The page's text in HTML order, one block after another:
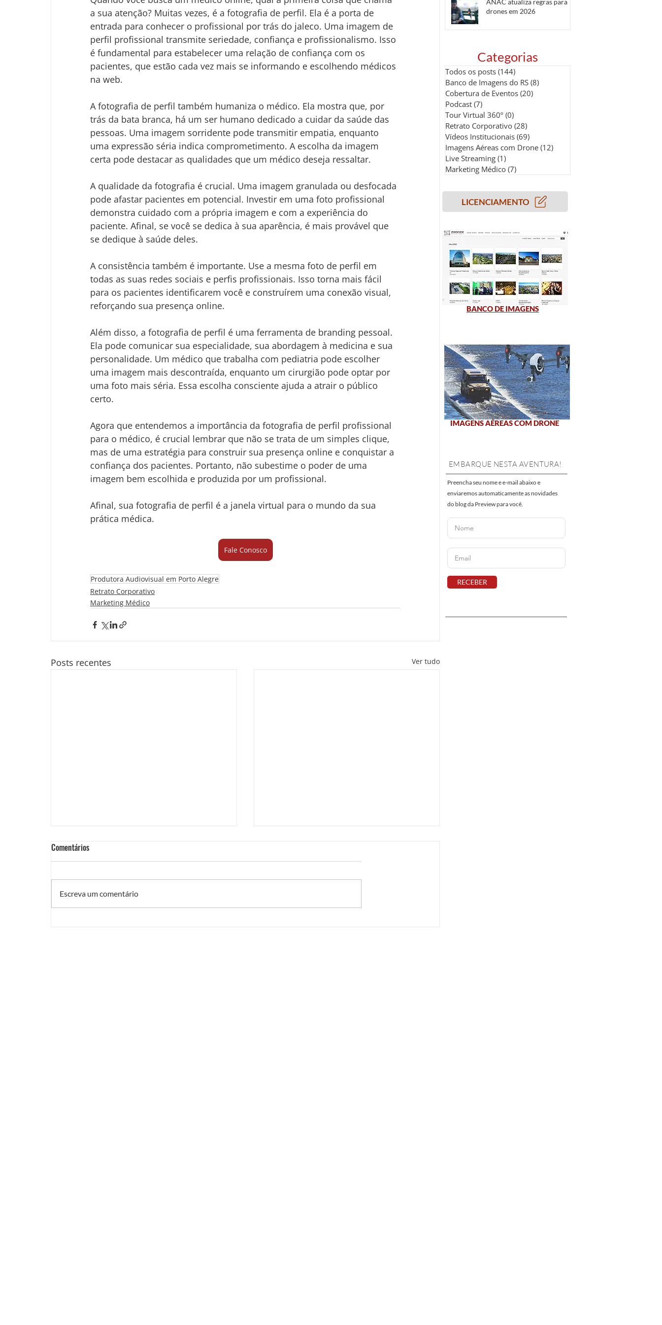
a sua atenção? Muitas vezes, é a fotografia de perfil. Ela é a porta de
entrada para conhecer o profissional por trás do jaleco. Uma imagem de
perfil profissional transmite seriedade, confiança e profissionalismo. Isso
é fundamental para estabelecer uma relação de confiança com os
pacientes, que estão cada vez mais se informando e escolhendo médicos
na web.
A fotografia de perfil também humaniza o médico. Ela mostra que, por
trás da bata branca, há um ser humano dedicado a cuidar da saúde das
pessoas. Uma imagem sorridente pode transmitir empatia, enquanto
uma expressão séria indica comprometimento. A escolha da imagem
certa pode destacar as qualidades que um médico deseja ressaltar.
A qualidade da fotografia é crucial. Uma imagem granulada ou desfocada
pode afastar pacientes em potencial. Investir em uma foto profissional
demonstra cuidado com a própria imagem e com a experiência do
paciente. Afinal, se você se dedica à sua aparência, é mais provável que
se dedique à saúde deles.
A consistência também é importante. Use a mesma foto de perfil em
todas as suas redes sociais e perfis profissionais. Isso torna mais fácil
para os pacientes identificarem você e construírem uma conexão visual,
reforçando sua presença online.
Além disso, a fotografia de perfil é uma ferramenta de branding pessoal.
Ela pode comunicar sua especialidade, sua abordagem à medicina e sua
personalidade. Um médico que trabalha com pediatria pode escolher
uma imagem mais descontraída, enquanto um cirurgião pode optar por
uma foto mais séria. Essa escolha consciente ajuda a atrair o público
certo.
Agora que entendemos a importância da fotografia de perfil profissional
para o médico, é crucial lembrar que não se trata de um simples clique,
mas de uma estratégia para construir sua presença online e conquistar a
confiança dos pacientes. Portanto, não subestime o poder de uma
imagem bem escolhida e produzida por um profissional.
Afinal, sua fotografia de perfil é a janela virtual para o mundo da sua
prática médica.
Fale Conosco
Produtora Audiovisual em Porto Alegre
Retrato Corporativo
Marketing Médico
Posts recentes Ver tudo
Comentários
Escreva um comentário
ANAC atualiza regras para
drones em 2026
Categorias
Todos os posts (144)
Banco de Imagens do RS (8)
Cobertura de Eventos (20)
Podcast (7)
Tour Virtual 360º (0)
Retrato Corporativo (28)
Vídeos Institucionais (69)
Imagens Aéreas com Drone (12)
Live Streaming (1)
Marketing Médico (7)
LICENCIAMENTO
BANCO DE IMAGENS
IMAGENS AÉREAS COM DRONE
EMBARQUE NESTA AVENTURA!
Preencha seu nome e e-mail abaixo e
enviaremos automaticamente as novidades
do blog da Preview para você.
RECEBER